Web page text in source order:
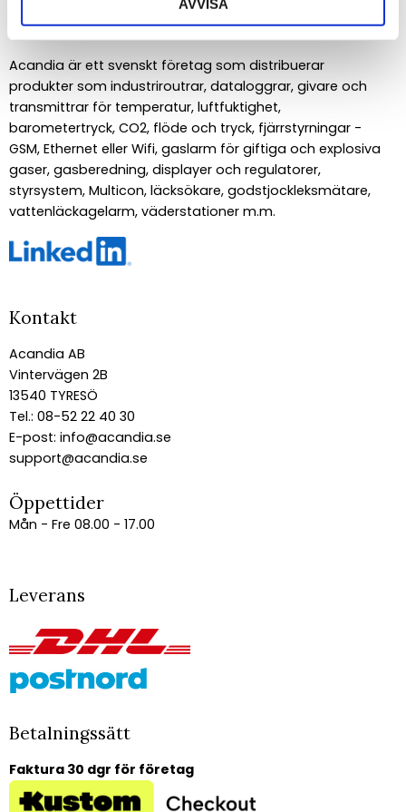
AVVISA
Acandia är ett svenskt företag som distribuerar
produkter som industriroutrar, dataloggrar, givare och
transmittrar för temperatur, luftfuktighet,
barometertryck, CO2, flöde och tryck, fjärrstyrningar -
GSM, Ethernet eller Wifi, gaslarm för giftiga och explosiva
gaser, gasberedning, displayer och regulatorer,
styrsystem, Multicon, läcksökare, godstjockleksmätare,
vattenläckagelarm, väderstationer m.m.
Kontakt
Acandia AB
Vintervägen 2B
13540 TYRESÖ
Tel.: 08-52 22 40 30
E-post: info@acandia.se
support@acandia.se
Öppettider
Mån - Fre 08.00 - 17.00
Leverans
Betalningssätt
Faktura 30 dgr för företag